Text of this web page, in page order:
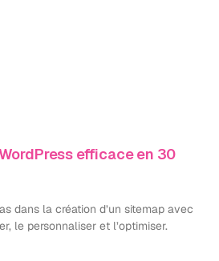
efficace en 30
dans la création d’un sitemap avec
le personnaliser et l’optimiser.